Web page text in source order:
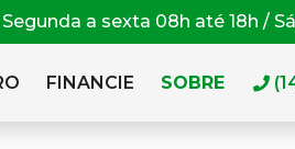
Segunda a sexta 08h até 18h /
FINANCIE SOBRE